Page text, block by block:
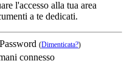
l'accesso alla tua area
a te dedicati.
Password (Dimenticata?)
connesso